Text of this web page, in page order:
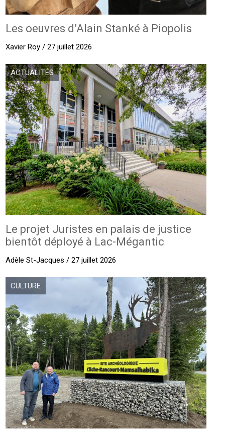
Les oeuvres d’Alain Stanké à Piopolis
Xavier Roy / 27 juillet 2026
ACTUALITÉS
Le projet Juristes en palais de justice
bientôt déployé à Lac-Mégantic
Adèle St-Jacques / 27 juillet 2026
CULTURE